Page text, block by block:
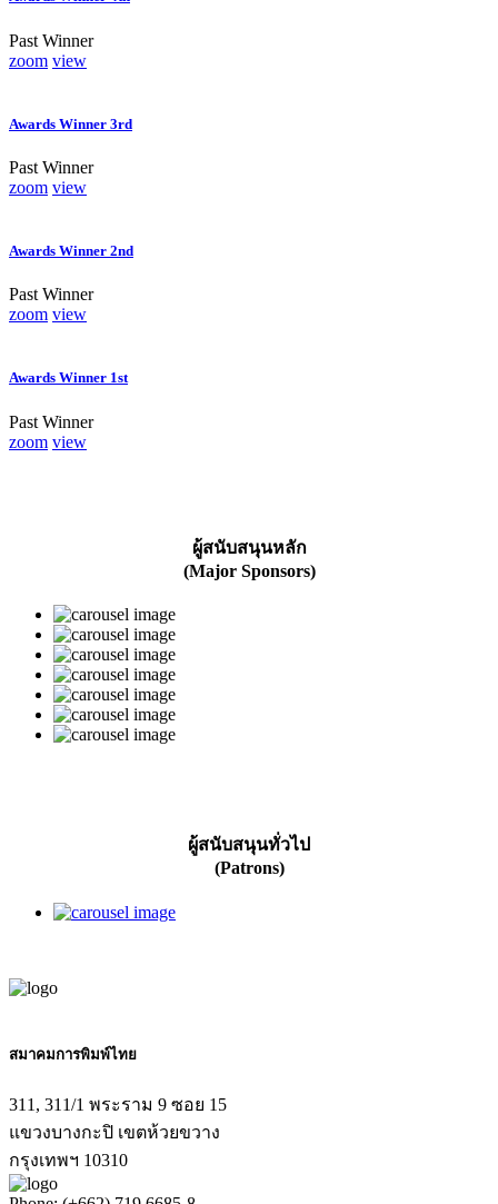
Past Winner
zoom view
Awards Winner 3rd
Past Winner
zoom view
Awards Winner 2nd
Past Winner
zoom view
Awards Winner 1st
Past Winner
zoom view
ผู้สนับสนุนหลัก
(Major Sponsors)
ผู้สนับสนุนทั่วไป
(Patrons)
สมาคมการพิมพ์ไทย
311, 311/1 พระราม 9 ซอย 15
แขวงบางกะปิ เขตห้วยขวาง
กรุงเทพฯ 10310